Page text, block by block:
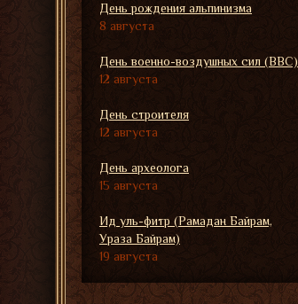
День рождения альпинизма
8 августа
День военно-воздушных сил (ВВС)
12 августа
День строителя
12 августа
День археолога
15 августа
Ид уль-фитр (Рамадан Байрам,
Ураза Байрам)
19 августа